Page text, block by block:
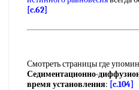
[c.62]
Смотреть страницы где
Седиментационно-
время установления: [c.104]